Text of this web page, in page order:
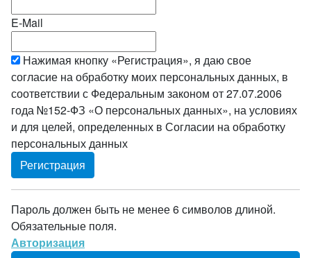
E-Mail
Нажимая кнопку «Регистрация», я даю свое
согласие на обработку моих персональных данных, в
соответствии с Федеральным законом от 27.07.2006
года №152-ФЗ «О персональных данных», на условиях
и для целей, определенных в Согласии на обработку
персональных данных
Пароль должен быть не менее 6 символов длиной.
Обязательные поля.
Авторизация